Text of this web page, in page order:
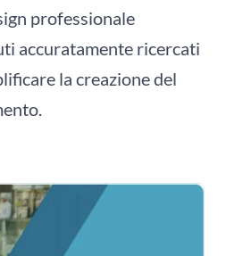
professionale
accuratamente ricercati
la creazione del